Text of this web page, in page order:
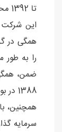
تا 1392 محاسبه شده است.
این شرکت
همگی در
را به طور
ضمن،
1388 در بورس پذیرفته شده اند.
همچنین،
سرمایه